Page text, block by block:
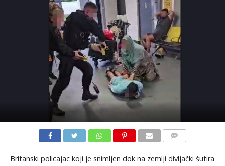
Britanski policajac koji je snimljen dok na zemlji divljački šutira